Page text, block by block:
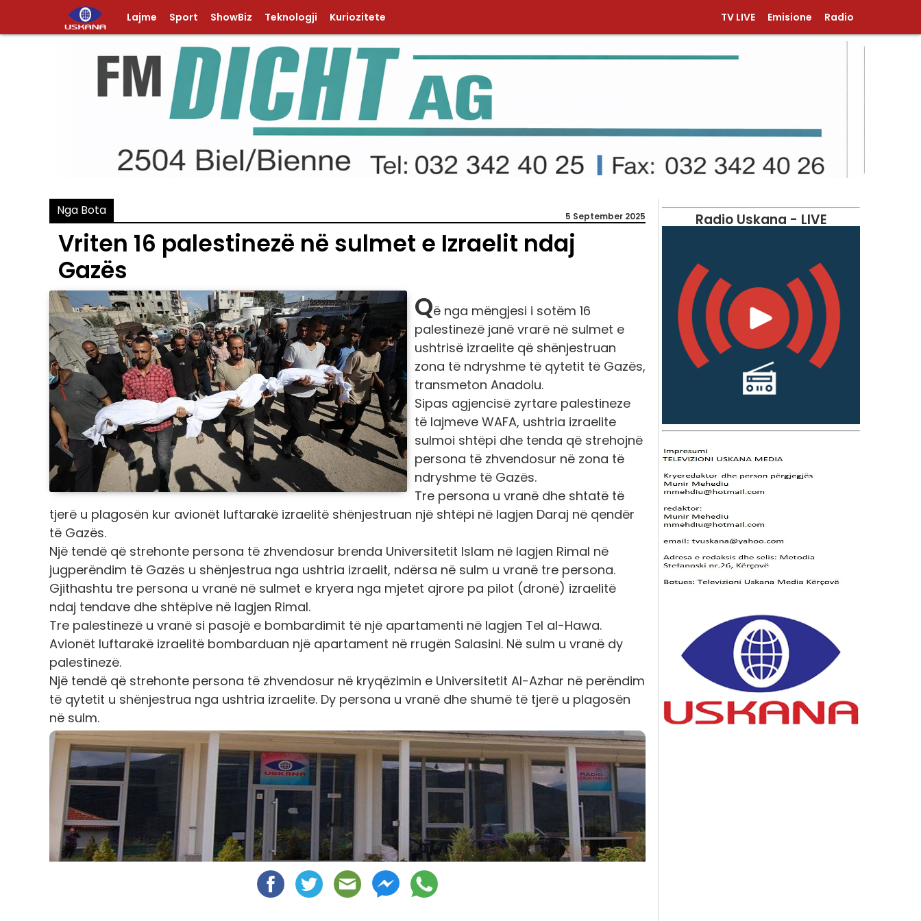
Lajme Sport ShowBiz Teknologji Kuriozitete TV LIVE Emisione Radio
Nga Bota 5 September 2025
Vriten 16 palestinezë në sulmet e Izraelit ndaj
Gazës
Që nga mëngjesi i sotëm 16
palestinezë janë vrarë në sulmet e
ushtrisë izraelite që shënjestruan
zona të ndryshme të qytetit të Gazës,
transmeton Anadolu.
Sipas agjencisë zyrtare palestineze
të lajmeve WAFA, ushtria izraelite
sulmoi shtëpi dhe tenda që strehojnë
persona të zhvendosur në zona të
ndryshme të Gazës.
Tre persona u vranë dhe shtatë të
tjerë u plagosën kur avionët luftarakë izraelitë shënjestruan një shtëpi në lagjen Daraj në qendër
të Gazës.
Një tendë që strehonte persona të zhvendosur brenda Universitetit Islam në lagjen Rimal në
jugperëndim të Gazës u shënjestrua nga ushtria izraelit, ndërsa në sulm u vranë tre persona.
Gjithashtu tre persona u vranë në sulmet e kryera nga mjetet ajrore pa pilot (dronë) izraelitë
ndaj tendave dhe shtëpive në lagjen Rimal.
Tre palestinezë u vranë si pasojë e bombardimit të një apartamenti në lagjen Tel al-Hawa.
Avionët luftarakë izraelitë bombarduan një apartament në rrugën Salasini. Në sulm u vranë dy
palestinezë.
Një tendë që strehonte persona të zhvendosur në kryqëzimin e Universitetit Al-Azhar në perëndim
të qytetit u shënjestrua nga ushtria izraelite. Dy persona u vranë dhe shumë të tjerë u plagosën
në sulm.
Radio Uskana - LIVE